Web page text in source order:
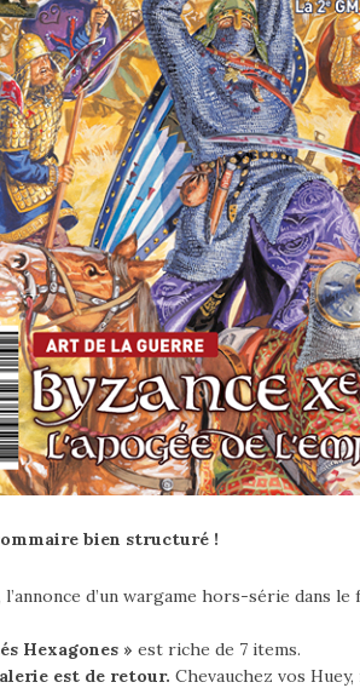
bien structuré !
l’annonce d’un wargame hors-série dans
Hexagones » est riche de 7 items.
est de retour. Chevauchez vos